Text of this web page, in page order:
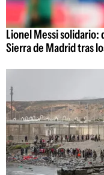
Lionel Messi
Sierra de Madrid tras